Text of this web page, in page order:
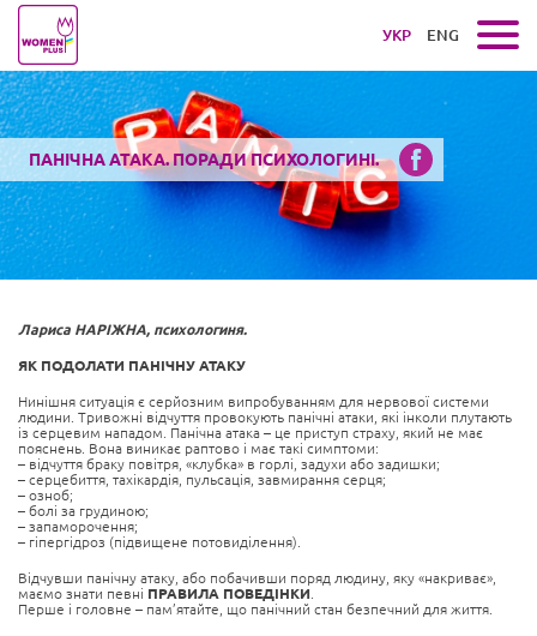
ПАНІЧНА АТАКА. ПОРАДИ ПСИХОЛОГИНІ.
Лариса НАРІЖНА, психологиня.
ЯК ПОДОЛАТИ ПАНІЧНУ АТАКУ
Нинішня ситуація є серйозним випробуванням для нервової системи
людини. Тривожні відчуття провокують панічні атаки, які інколи плутають
із серцевим нападом. Панічна атака – це приступ страху, який не має
пояснень. Вона виникає раптово і має такі симптоми:
– відчуття браку повітря, «клубка» в горлі, задухи або задишки;
– серцебиття, тахікардія, пульсація, завмирання серця;
– озноб;
– болі за грудиною;
– запаморочення;
– гіпергідроз (підвищене потовиділення).
Відчувши панічну атаку, або побачивши поряд людину, яку «накриває»,
маємо знати певні ПРАВИЛА ПОВЕДІНКИ
Перше і головне – пам’ятайте, що панічний стан безпечний для життя.
УКР ENG